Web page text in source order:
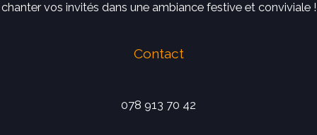
chanter vos invités dans une ambiance festive et conviviale !
Contact
078 913 70 42